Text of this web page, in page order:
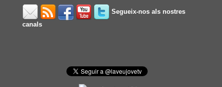
Segueix-nos als nostres
canals